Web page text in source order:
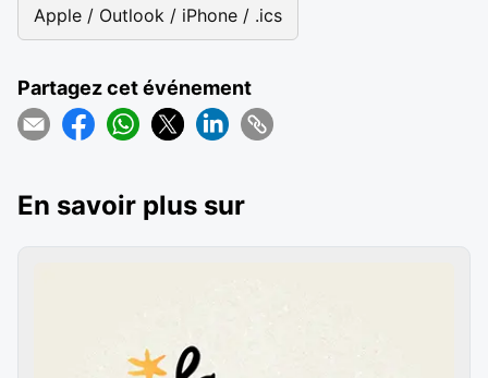
Apple / Outlook / iPhone / .ics
Partagez cet événement
En savoir plus sur